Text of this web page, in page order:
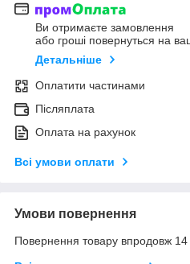
Ви отримаєте замовлення
або гроші повернуться на
Детальніше
Оплатити частинами
Післяплата
Оплата на рахунок
Всі умови оплати
Умови повернення
Повернення товару впродовж 14